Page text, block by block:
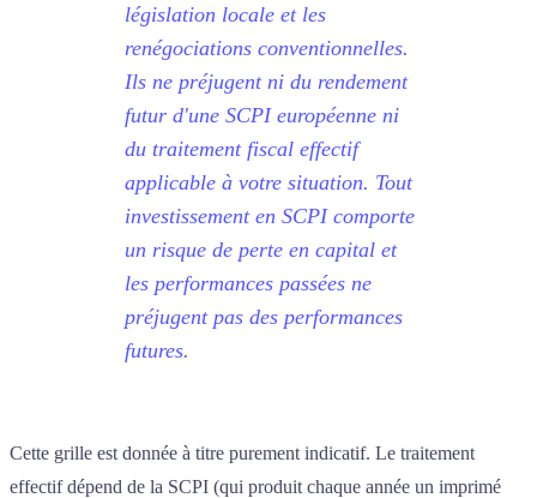
législation locale et les
renégociations conventionnelles.
Ils ne préjugent ni du rendement
futur d'une SCPI européenne ni
du traitement fiscal effectif
applicable à votre situation. Tout
investissement en SCPI comporte
un risque de perte en capital et
les performances passées ne
préjugent pas des performances
futures.
Cette grille est donnée à titre purement indicatif. Le traitement
effectif dépend de la SCPI (qui produit chaque année un imprimé